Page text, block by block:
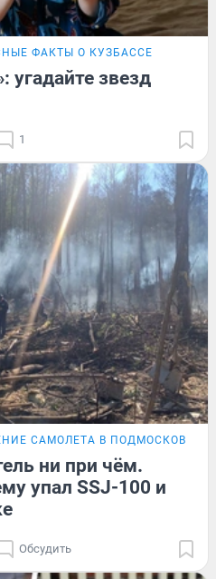
ФАКТЫ О КУЗБАССЕ
угадайте звезд
1
САМОЛЕТА В ПОДМОСКОВЬЕ
ни при чём.
упал SSJ-100 и
Обсудить